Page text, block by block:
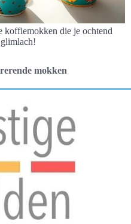
koffiemokken die je ochtend
mokken